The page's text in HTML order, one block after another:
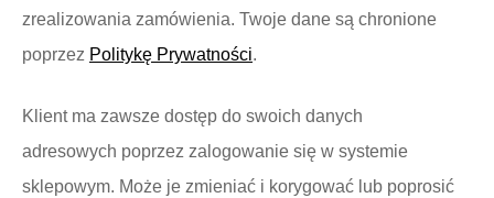
zrealizowania zamówienia. Twoje dane są chronione
poprzez Politykę Prywatności.
Klient ma zawsze dostęp do swoich danych
adresowych poprzez zalogowanie się w systemie
sklepowym. Może je zmieniać i korygować lub poprosić